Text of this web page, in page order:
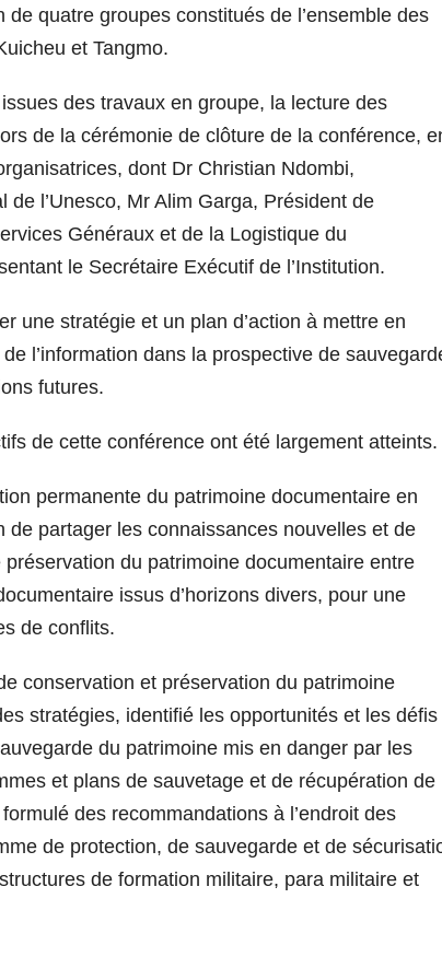
quatre groupes constitués de l’ensemble des
et Tangmo.
des travaux en groupe, la lecture des
de la cérémonie de clôture de la conférence,
dont Dr Christian Ndombi,
l’Unesco, Mr Alim Garga, Président de
Généraux et de la Logistique du
le Secrétaire Exécutif de l’Institution.
une stratégie et un plan d’action à mettre en
l’information dans la prospective de
futures.
de cette conférence ont été largement atteints.
permanente du patrimoine documentaire en
de partager les connaissances nouvelles et de
du patrimoine documentaire entre
issus d’horizons divers, pour une
de conflits.
conservation et préservation du patrimoine
stratégies, identifié les opportunités et les défis
du patrimoine mis en danger par les
et plans de sauvetage et de récupération de
des recommandations à l’endroit des
de protection, de sauvegarde et de
de formation militaire, para militaire et